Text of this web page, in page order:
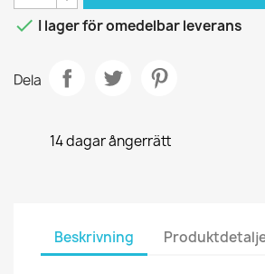
 I lager för omedelbar leverans
Dela
14 dagar ångerrätt
Beskrivning